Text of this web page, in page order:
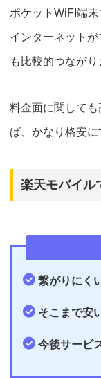
ポケットWiFI端末
インターネットが
も比較的つながり
料金面に関して
ば、かなり格安に
楽天モバイル
繋がりにく
そこまで安
今後サービ